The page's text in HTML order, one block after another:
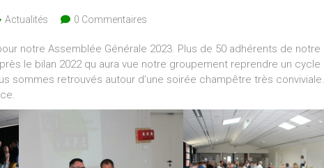
Actualités 0 Commentaires
notre Assemblée Générale 2023. Plus de 50 adhérents de notre
le bilan 2022 qu aura vue notre groupement reprendre un cycle
sommes retrouvés autour d’une soirée champêtre très conviviale.